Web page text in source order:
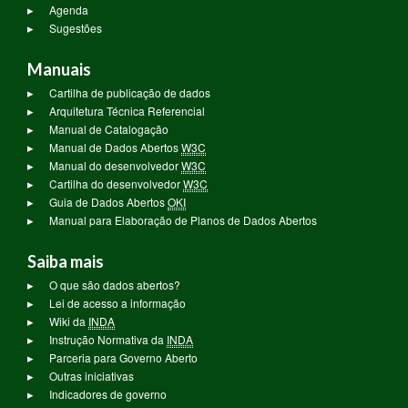
Agenda
Sugestões
Manuais
Cartilha de publicação de dados
Arquitetura Técnica Referencial
Manual de Catalogação
Manual de Dados AbertosW3C
Manual do desenvolvedorW3C
Cartilha do desenvolvedorW3C
Guia de Dados AbertosOKI
Manual para Elaboração de Planos de Dados Abertos
Saiba mais
O que são dados abertos?
Lei de acesso a informação
Wiki da INDA
Instrução Normativa da INDA
Parceria para Governo Aberto
Outras iniciativas
Indicadores de governo